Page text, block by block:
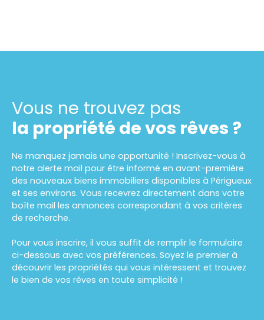
Vous ne trouvez pas
la propriété de vos rêves ?
Ne manquez jamais une opportunité ! Inscrivez-vous à
notre alerte mail pour être informé en avant-première
des nouveaux biens immobiliers disponibles à Périgueux
et ses environs. Vous recevrez directement dans votre
boîte mail les annonces correspondant à vos critères
de recherche.
Pour vous inscrire, il vous suffit de remplir le formulaire
ci-dessous avec vos préférences. Soyez le premier à
découvrir les propriétés qui vous intéressent et trouvez
le bien de vos rêves en toute simplicité !